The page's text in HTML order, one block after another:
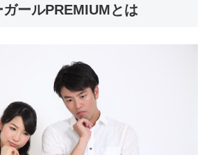
ールPREMIUMとは